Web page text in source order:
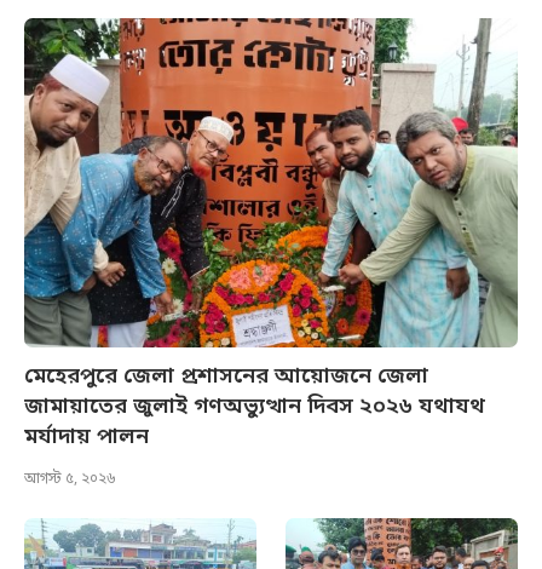
মেহেরপুরে জেলা প্রশাসনের আয়োজনে জেলা
জামায়াতের জুলাই গণঅভ্যুত্থান দিবস ২০২৬ যথাযথ
মর্যাদায় পালন
আগস্ট ৫, ২০২৬